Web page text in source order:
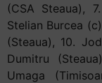
(CSA Steaua),
Stelian Burcea
(Steaua), 10.
Dumitru
Umaga